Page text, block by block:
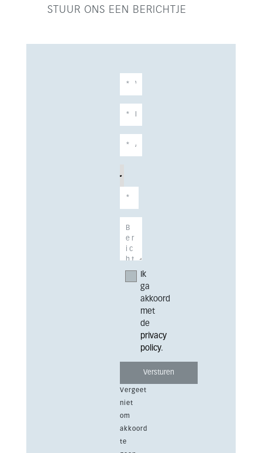
STUUR ONS EEN BERICHTJE
Ik
ga
akkoord
met
de
privacy
policy.
Vergeet
niet
om
akkoord
te